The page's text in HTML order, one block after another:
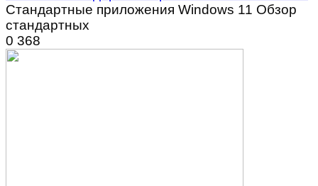
Стандартные приложения Windows 11 Обзор
стандартных
0 368